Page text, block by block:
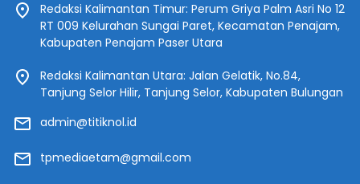
Redaksi Kalimantan Timur: Perum Griya Palm Asri No 12
RT 009 Kelurahan Sungai Paret, Kecamatan Penajam,
Kabupaten Penajam Paser Utara
Redaksi Kalimantan Utara: Jalan Gelatik, No.84,
Tanjung Selor Hilir, Tanjung Selor, Kabupaten Bulungan
admin@titiknol.id
tpmediaetam@gmail.com